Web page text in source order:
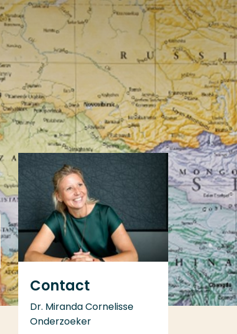
Contact
Dr. Miranda Cornelisse
Onderzoeker